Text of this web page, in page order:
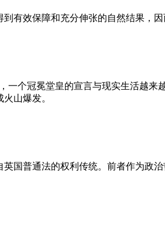
有效保障和充分伸张的自然结果，
一个冠冕堂皇的宣言与现实生活越
山爆发。
国普通法的权利传统。前者作为